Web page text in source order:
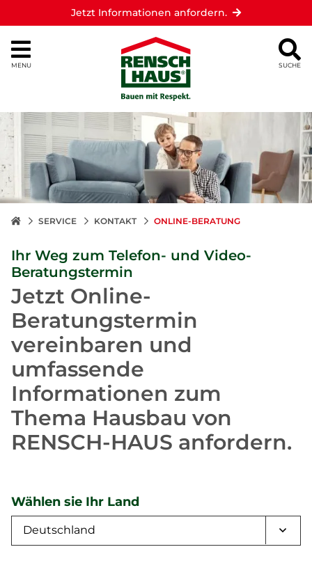
Jetzt Informationen anfordern.
MENU SUCHE
SERVICE KONTAKT ONLINE-BERATUNG
Ihr Weg zum Telefon- und Video-
Beratungstermin
Jetzt Online-
Beratungstermin
vereinbaren und
umfassende
Informationen zum
Thema Hausbau von
RENSCH-HAUS anfordern.
Wählen sie Ihr Land